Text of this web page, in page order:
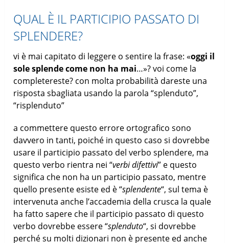
QUAL È IL PARTICIPIO PASSATO DI
SPLENDERE?
vi è mai capitato di leggere o sentire la frase: «oggi il
sole splende come non ha mai…»? voi come la
completereste? con molta probabilità dareste una
risposta sbagliata usando la parola “splenduto”,
“risplenduto”
a commettere questo errore ortografico sono
davvero in tanti, poiché in questo caso si dovrebbe
usare il participio passato del verbo splendere, ma
questo verbo rientra nei “verbi difettivi” e questo
significa che non ha un participio passato, mentre
quello presente esiste ed è “splendente“, sul tema è
intervenuta anche l’accademia della crusca la quale
ha fatto sapere che il participio passato di questo
verbo dovrebbe essere “splenduto“, si dovrebbe
perché su molti dizionari non è presente ed anche